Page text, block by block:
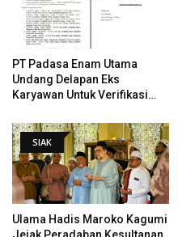
PT Padasa Enam Utama
Undang Delapan Eks
Karyawan Untuk Verifikasi
PHI
SIAK
Ulama Hadis Maroko Kagumi